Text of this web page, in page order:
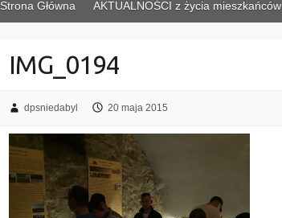
Strona Główna AKTUALNOŚCI z życia mieszkańców
IMG_0194
dpsniedabyl 20 maja 2015